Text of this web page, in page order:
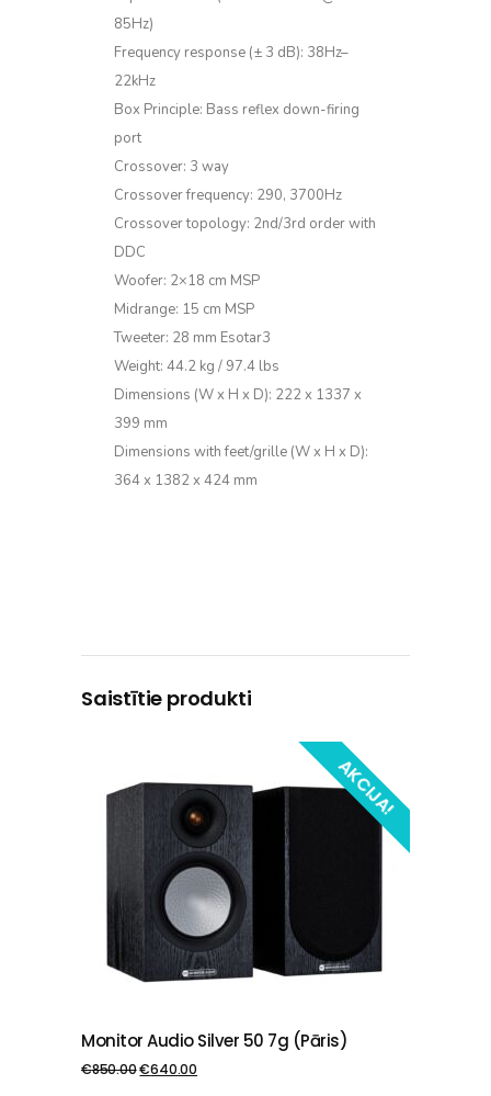
85Hz)
Frequency response (± 3 dB): 38Hz–
22kHz
Box Principle: Bass reflex down-firing
port
Crossover: 3 way
Crossover frequency: 290, 3700Hz
Crossover topology: 2nd/3rd order with
DDC
Woofer: 2×18 cm MSP
Midrange: 15 cm MSP
Tweeter: 28 mm Esotar3
Weight: 44.2 kg / 97.4 lbs
Dimensions (W x H x D): 222 x 1337 x
399 mm
Dimensions with feet/grille (W x H x D):
364 x 1382 x 424 mm
Saistītie produkti
AKCIJA!
PIEVIENOT GROZAM
Monitor Audio Silver 50 7g (pāris)
€850.00€640.00